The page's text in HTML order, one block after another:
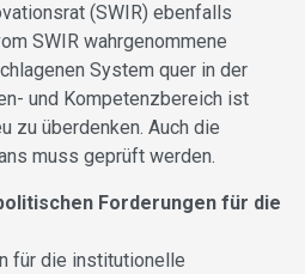
(SWIR) ebenfalls
SWIR wahrgenommene
System quer in der
und Kompetenzbereich ist
zu überdenken. Auch die
muss geprüft werden.
Forderungen für die
für die institutionelle